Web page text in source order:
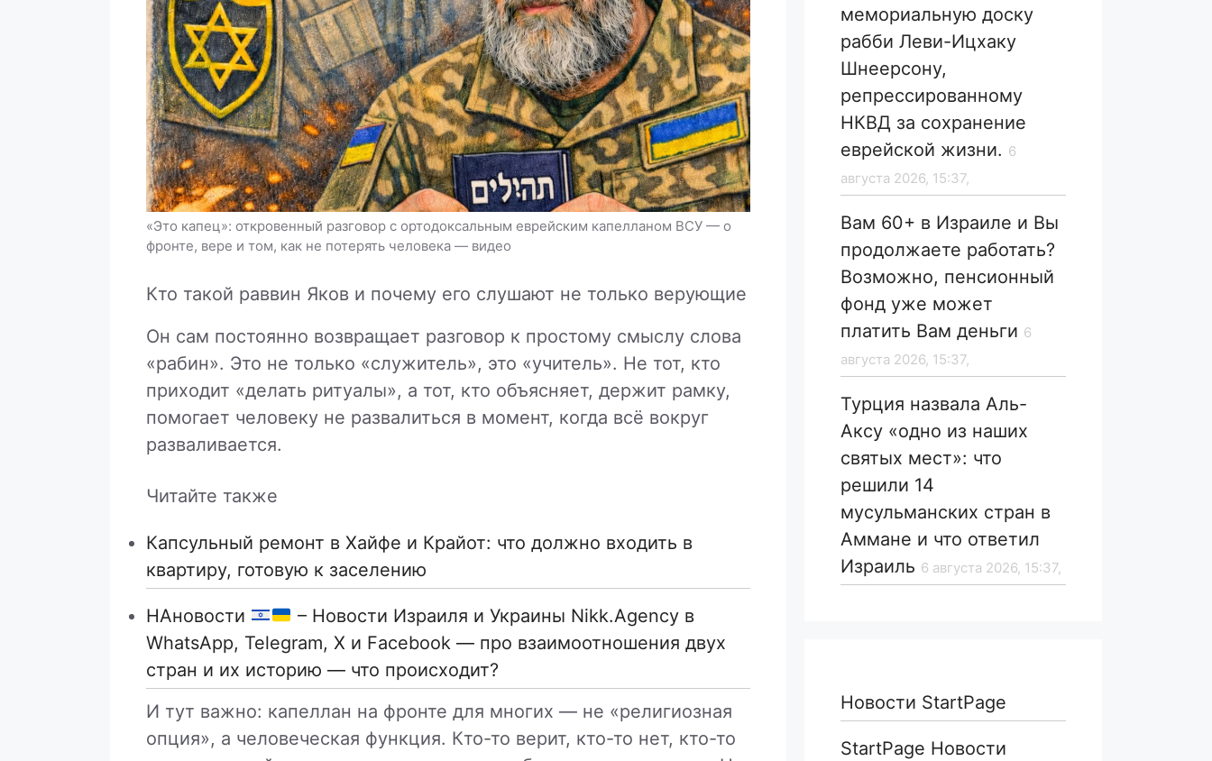
«Это капец»: откровенный разговор с ортодоксальным еврейским капелланом ВСУ — о
фронте, вере и том, как не потерять человека — видео
Кто такой раввин Яков и почему его слушают не только верующие
Он сам постоянно возвращает разговор к простому смыслу слова
«рабин». Это не только «служитель», это «учитель». Не тот, кто
приходит «делать ритуалы», а тот, кто объясняет, держит рамку,
помогает человеку не развалиться в момент, когда всё вокруг
разваливается.
Читайте также
Капсульный ремонт в Хайфе и Крайот: что должно входить в
квартиру, готовую к заселению
НАновости
– Новости Израиля и Украины Nikk.Agency в
WhatsApp, Telegram, X и Facebook — про взаимоотношения двух
стран и их историю — что происходит?
И тут важно: капеллан на фронте для многих — не «религиозная
опция», а человеческая функция. Кто-то верит, кто-то нет, кто-то
мемориальную доску
рабби Леви-Ицхаку
Шнеерсону,
репрессированному
НКВД за сохранение
еврейской жизни. 6
августа 2026, 15:37,
Вам 60+ в Израиле и Вы
продолжаете работать?
Возможно, пенсионный
фонд уже может
платить Вам деньги 6
августа 2026, 15:37,
Турция назвала Аль-
Аксу «одно из наших
святых мест»: что
решили 14
мусульманских стран в
Аммане и что ответил
Израиль 6 августа 2026, 15:37,
Новости StartPage
StartPage Новости